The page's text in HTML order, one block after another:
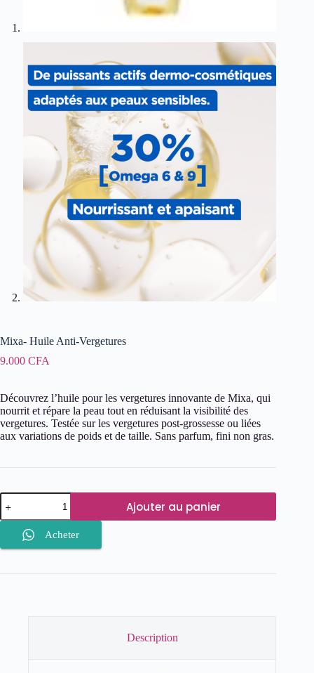
Mixa- Huile Anti-Vergetures
9.000 CFA
Découvrez l’huile pour les vergetures innovante de Mixa, qui
nourrit et répare la peau tout en réduisant la visibilité des
vergetures. Testée sur les vergetures post-grossesse ou liées
aux variations de poids et de taille. Sans parfum, fini non gras.
quantité
de
Mixa-
Huile
Anti-
Ajouter au panier
Acheter
Description